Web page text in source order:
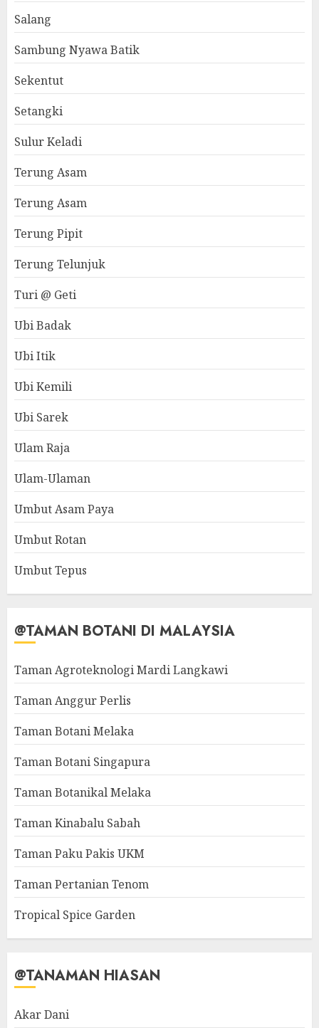
Salang
Sambung Nyawa Batik
Sekentut
Setangki
Sulur Keladi
Terung Asam
Terung Asam
Terung Pipit
Terung Telunjuk
Turi @ Geti
Ubi Badak
Ubi Itik
Ubi Kemili
Ubi Sarek
Ulam Raja
Ulam-Ulaman
Umbut Asam Paya
Umbut Rotan
Umbut Tepus
@TAMAN BOTANI DI MALAYSIA
Taman Agroteknologi Mardi Langkawi
Taman Anggur Perlis
Taman Botani Melaka
Taman Botani Singapura
Taman Botanikal Melaka
Taman Kinabalu Sabah
Taman Paku Pakis UKM
Taman Pertanian Tenom
Tropical Spice Garden
@TANAMAN HIASAN
Akar Dani